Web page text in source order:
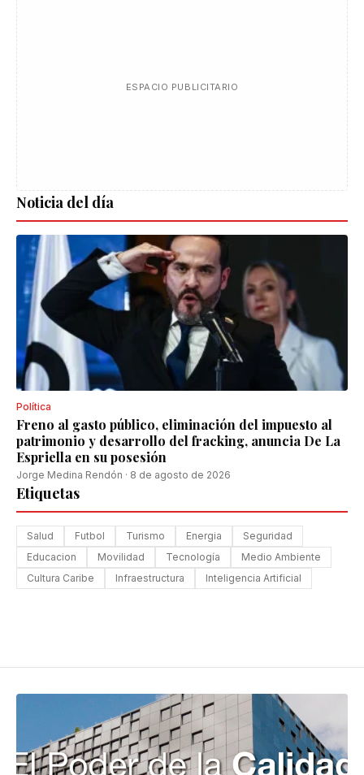
ESPACIO PUBLICITARIO
Noticia del día
Política
Freno al gasto público, eliminación del impuesto al
patrimonio y desarrollo del fracking, anuncia De La
Espriella en su posesión
Jorge Medina Rendón · 8 de agosto de 2026
Etiquetas
Salud Futbol Turismo Energia
Seguridad
Educacion
Movilidad Tecnología
Medio Ambiente
Cultura Caribe
Infraestructura Inteligencia Artificial